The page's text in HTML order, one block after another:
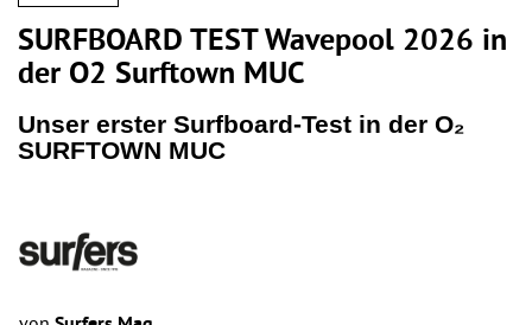
SURFBOARD TEST Wavepool 2026 in
der O2 Surftown MUC
Unser erster Surfboard-Test in der O₂
SURFTOWN MUC